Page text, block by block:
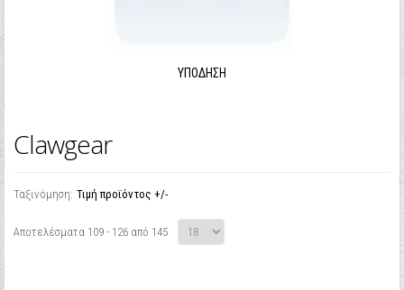
ΥΠΌΔΗΣΗ
Clawgear
Ταξινόμηση: Τιμή προϊόντος +/-
Αποτελέσματα 109 - 126 από 145